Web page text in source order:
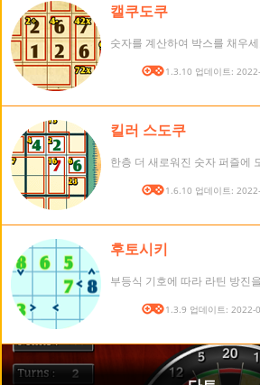
캘쿠도쿠
숫자를 계산하여 박스를 채우
버전: 1.3.10 업데이트:
킬러 스도쿠
한층 더 새로워진 숫자 퍼즐에
버전: 1.6.10 업데이트:
후토시키
부등식 기호에 따라 라틴 방진
버전: 1.3.9 업데이트: 2022-